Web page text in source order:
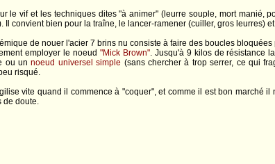
le vif et les techniques dites "à animer" (leurre souple, mort manié,
Il convient bien pour la traîne, le lancer-ramener (cuiller, gros leurres)
de nouer l'acier 7 brins nu consiste à faire des boucles bloquées
employer le noeud"Mick Brown". Jusqu'à 9 kilos de résistance
ou unnoeud universel simple (sans chercher à trop serrer, ce qui
risqué.
vite quand il commence à "coquer", et comme il est bon marché il
doute.